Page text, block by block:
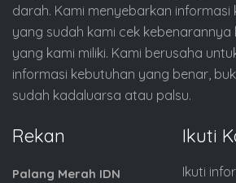
darah. Kami menyebarkan
yang sudah kami cek kebenarannya
yang kami miliki. Kami berusaha
informasi kebutuhan yang benar,
sudah kadaluarsa atau palsu.
Rekan
Palang Merah IDN
Ikuti
Ikuti